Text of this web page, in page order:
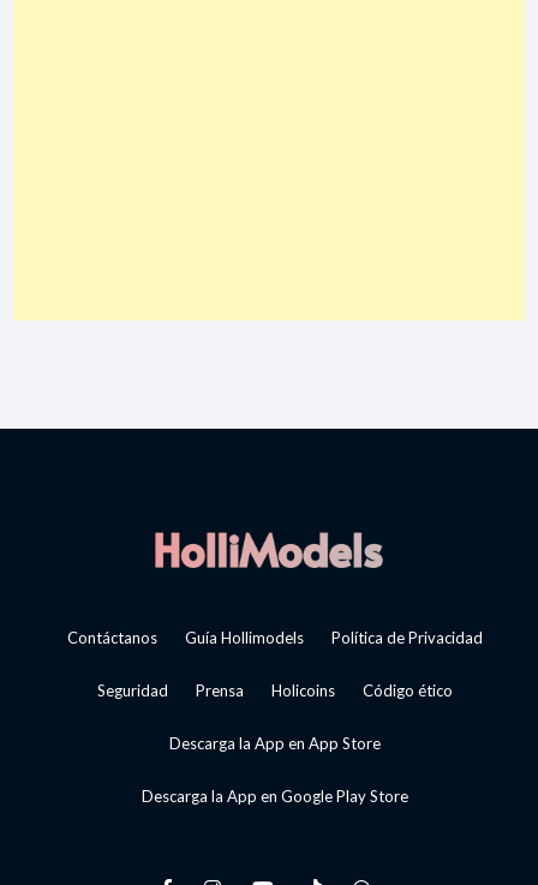
Contáctanos Guía Hollimodels Política de Privacidad
Seguridad Prensa Holicoins Código ético
Descarga la App en App Store
Descarga la App en Google Play Store